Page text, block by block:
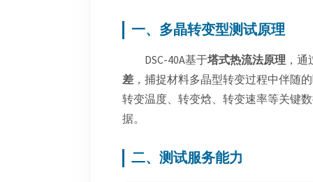
一、多晶转变型测试原理
DSC-40A基于塔式热流法原理 ，
差 ，捕捉材料多晶型转变过程中伴随的
转变温度、转变焓、转变速率等关键
据。
二、测试服务能力